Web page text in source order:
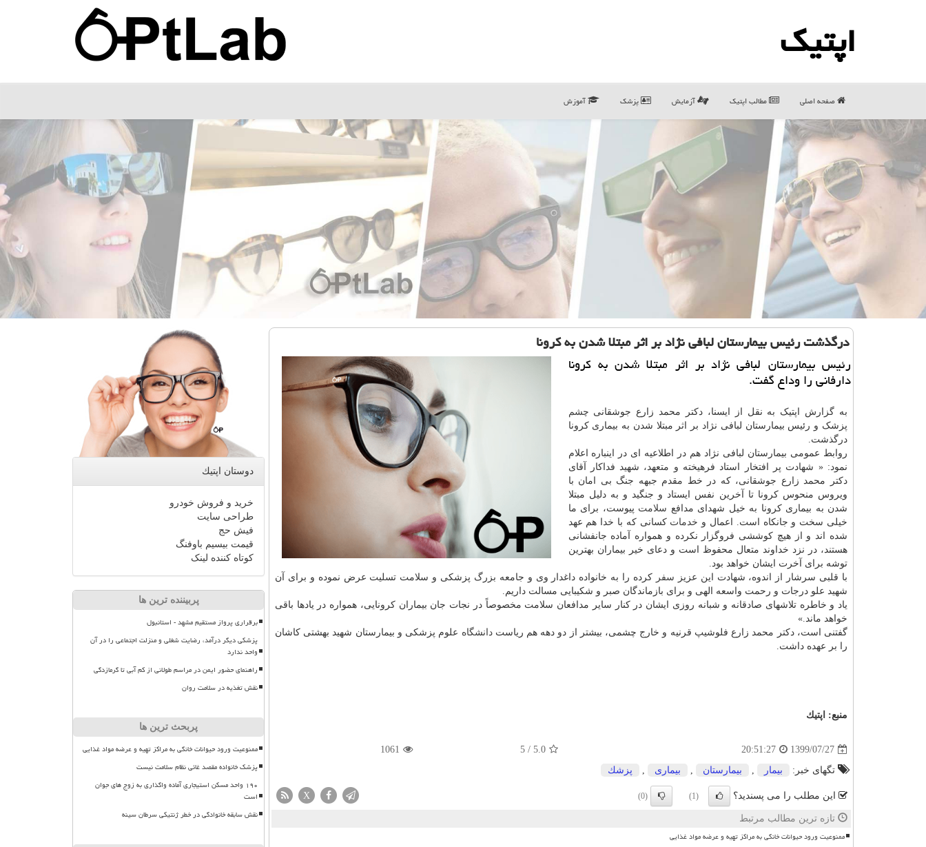
اپتیك
صفحه اصلی مطالب اپتیك آزمایش پزشک آموزش
درگذشت رئیس بیمارستان لبافی نژاد بر اثر مبتلا شدن به كرونا
رئیس بیمارستان لبافی نژاد بر اثر مبتلا شدن به كرونا
دارفانی را وداع گفت.
به گزارش اپتیک به نقل از ایسنا، دکتر محمد زارع جوشقانی چشم
پزشک و رئیس بیمارستان لبافی نژاد بر اثر مبتلا شدن به بیماری کرونا
درگذشت.
روابط عمومی بیمارستان لبافی نژاد هم در اطلاعیه ای در اینباره اعلام
نمود: « شهادت پر افتخار استاد فرهیخته و متعهد، شهید فداکار آقای
دکتر محمد زارع جوشقانی، که در خط مقدم جبهه جنگ بی امان با
ویروس منحوس کرونا تا آخرین نفس ایستاد و جنگید و به دلیل مبتلا
شدن به بیماری کرونا به خیل شهدای مدافع سلامت پیوست، برای ما
خیلی سخت و جانکاه است. اعمال و خدمات کسانی که با خدا هم عهد
شده اند و از هیچ کوششی فروگزار نکرده و همواره آماده جانفشانی
هستند، در نزد خداوند متعال محفوظ است و دعای خیر بیماران بهترین
توشه برای آخرت ایشان خواهد بود.
با قلبی سرشار از اندوه، شهادت این عزیز سفر کرده را به خانواده داغدار وی و جامعه بزرگ پزشکی و سلامت تسلیت عرض نموده و برای آن
شهید علو درجات و رحمت واسعه الهی و برای بازماندگان صبر و شکیبایی مسالت داریم.
یاد و خاطره تلاشهای صادقانه و شبانه روزی ایشان در کنار سایر مدافعان سلامت مخصوصاً در نجات جان بیماران کرونایی، همواره در یادها باقی
خواهد ماند.»
گفتنی است، دکتر محمد زارع فلوشیپ قرنیه و خارج چشمی، بیشتر از دو دهه هم ریاستدانشگاه علوم پزشکی و بیمارستان شهید بهشتی کاشان
را بر عهده داشت.
منبع: اپتیك
1399/07/27
20:51:27
5.0
/
5
1061
تگهای خبر: بیمار , بیمارستان , بیماری , پزشك
این مطلب را می پسندید؟ (1)
(0)
X
تازه ترین مطالب مرتبط
ممنوعیت ورود حیوانات خانگی به مراکز تهیه و عرضه مواد غذایی
دوستان اپتیك
خرید و فروش خودرو
طراحی سایت
فیش حج
قیمت بیسیم باوفنگ
کوتاه کننده لینک
پربیننده ترین ها
برقراری پرواز مستقیم مشهد - استانبول
پزشکی دیگر درآمد، رضایت شغلی و منزلت اجتماعی را در آن
واحد ندارد
راهنمای حضور ایمن در مراسم طولانی از کم آبی تا گرمازدگی
نقش تغذیه در سلامت روان
پربحث ترین ها
ممنوعیت ورود حیوانات خانگی به مراکز تهیه و عرضه مواد غذایی
پزشک خانواده مقصد غائی نظام سلامت نیست
۱۹۰ واحد مسکن استیجاری آماده واگذاری به زوج های جوان
است
نقش سابقه خانوادگی در خطر ژنتیکی سرطان سینه